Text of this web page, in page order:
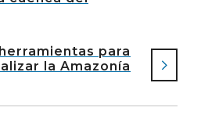
para
la Amazonía